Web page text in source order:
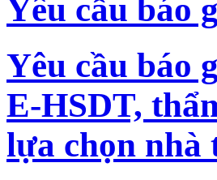
Yêu cầu báo
Yêu cầu báo
E-HSDT,
lựa chọn nhà